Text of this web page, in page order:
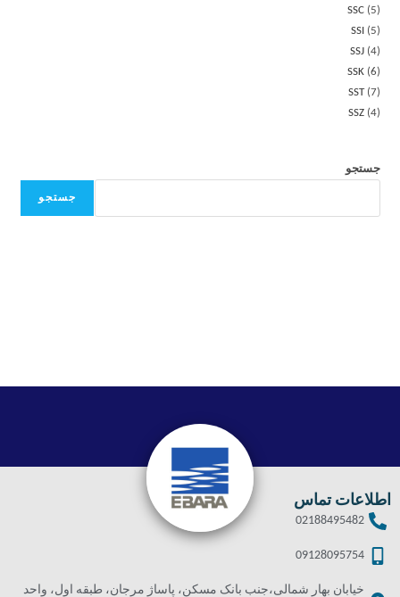
SSC
5
SSI
5
SSJ 4
SSK 6
SST 7
SSZ 4
جستجو
جستجو
اطلاعات تماس
02188495482
09128095754
خیابان بهار شمالی،جنب بانک مسکن، پاساژ مرجان، طبقه اول، واحد